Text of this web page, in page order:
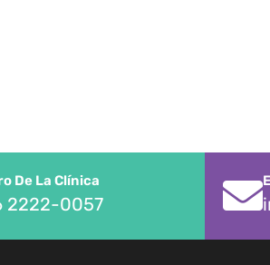
De La Clínica
2222-0057